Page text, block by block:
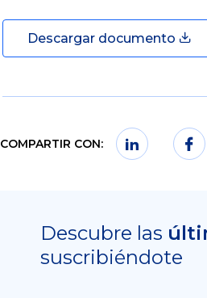
Descargar documento
COMPARTIR CON:
Descubre las
suscribiéndote